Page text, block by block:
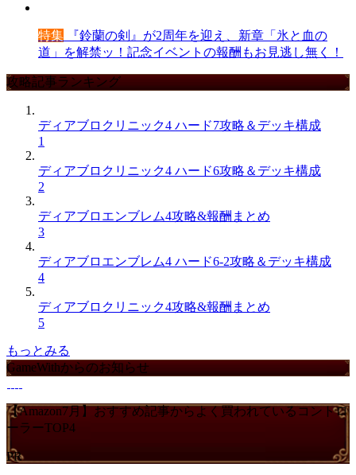
特集 『鈴蘭の剣』が2周年を迎え、新章「氷と血の
道」を解禁ッ！記念イベントの報酬もお見逃し無く！
攻略記事ランキング
ディアブロクリニック4 ハード7攻略＆デッキ構成
1
ディアブロクリニック4 ハード6攻略＆デッキ構成
2
ディアブロエンブレム4攻略&報酬まとめ
3
ディアブロエンブレム4 ハード6-2攻略＆デッキ構成
4
ディアブロクリニック4攻略&報酬まとめ
5
もっとみる
GameWithからのお知らせ
【Amazon7月】おすすめ記事からよく買われているコントロ
ーラーTOP4
PR